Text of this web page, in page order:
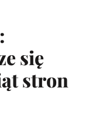
się
stron